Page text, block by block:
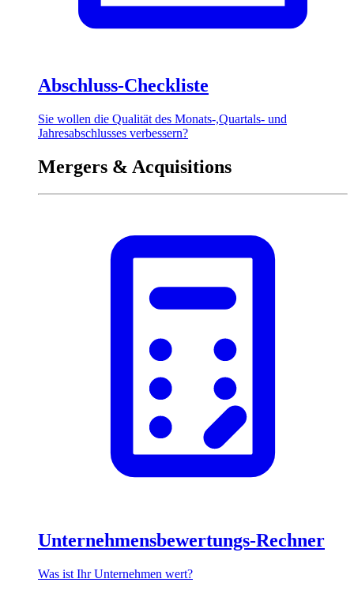
Abschluss-Checkliste
Sie wollen die Qualität des Monats-,Quartals- und
Jahresabschlusses verbessern?
Mergers & Acquisitions
Unternehmensbewertungs-Rechner
Was ist Ihr Unternehmen wert?